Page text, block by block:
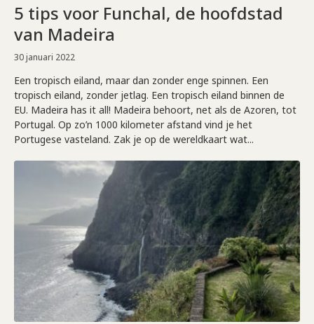
5 tips voor Funchal, de hoofdstad
van Madeira
30 januari 2022
Een tropisch eiland, maar dan zonder enge spinnen. Een
tropisch eiland, zonder jetlag. Een tropisch eiland binnen de
EU. Madeira has it all! Madeira behoort, net als de Azoren, tot
Portugal. Op zo’n 1000 kilometer afstand vind je het
Portugese vasteland. Zak je op de wereldkaart wat...